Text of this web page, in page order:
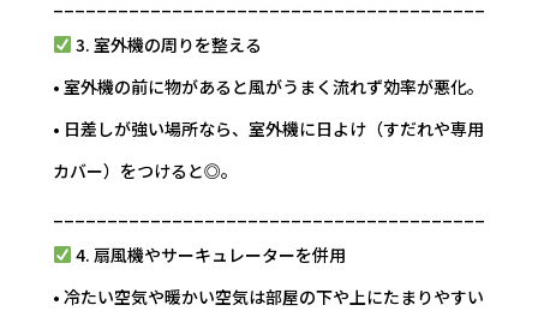
3. 室外機の周りを整える
• 室外機の前に物があると風がうまく流れず効率が悪化。
• 日差しが強い場所なら、室外機に日よけ（すだれや専用
カバー）をつけると◎。
4. 扇風機やサーキュレーターを併用
• 冷たい空気や暖かい空気は部屋の下や上にたまりやすい